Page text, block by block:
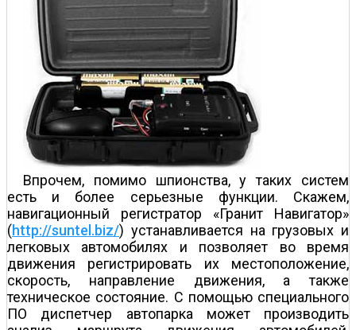
Впрочем, помимо шпионства, у таких систем
есть и более серьезные функции. Скажем,
навигационный регистратор «Гранит Навигатор»
(http://suntel.biz/) устанавливается на грузовых и
легковых автомобилях и позволяет во время
движения регистрировать их местоположение,
скорость, направление движения, а также
техническое состояние. С помощью специального
ПО диспетчер автопарка может производить